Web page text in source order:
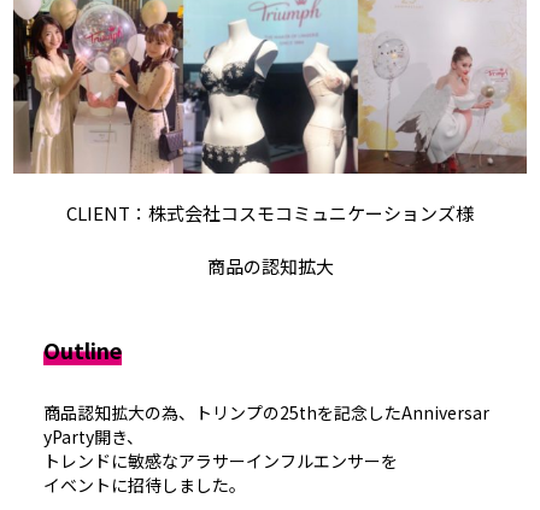
CLIENT：株式会社コスモコミュニケーションズ様
商品の認知拡大
Outline
商品認知拡大の為、トリンプの25thを記念したAnniversar
yParty開き、
トレンドに敏感なアラサーインフルエンサーを
イベントに招待しました。